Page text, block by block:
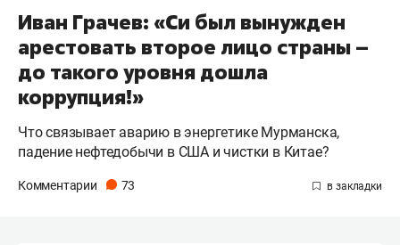
Иван Грачев: «Си был вынужден
арестовать второе лицо страны –
до такого уровня дошла
коррупция!»
Что связывает аварию в энергетике Мурманска,
падение нефтедобычи в США и чистки в Китае?
Комментарии 73